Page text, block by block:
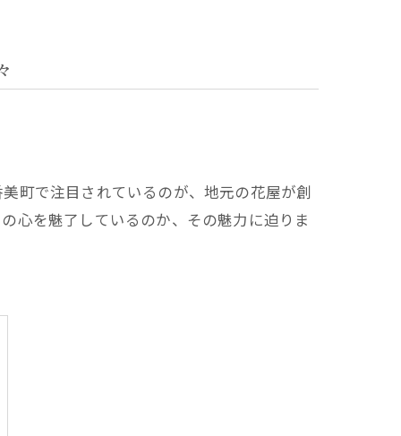
町で注目されているのが、地元の花屋が創
心を魅了しているのか、その魅力に迫りま